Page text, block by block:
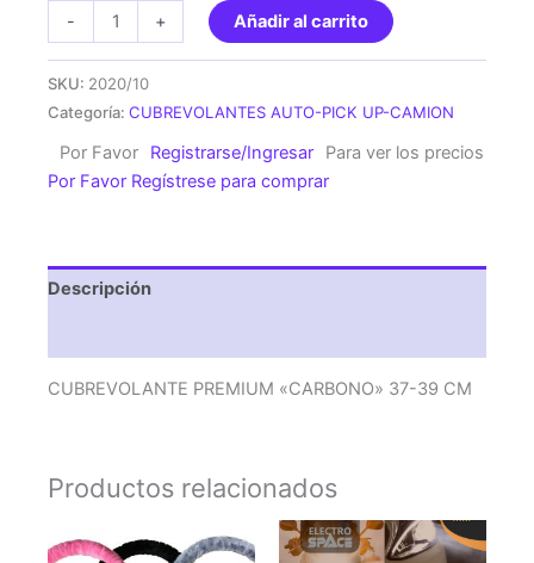
-
CUBREVOLANTE
PREMIUM
CM
cantidad
+ Añadir al carrito
SKU: 2020/10
Categoría: CUBREVOLANTES AUTO-PICK UP-CAMION
Por Favor Registrarse/Ingresar
Para ver los precios
Por Favor Regístrese para comprar
Descripción
CUBREVOLANTE PREMIUM «CARBONO» 37-39 CM
Productos relacionados